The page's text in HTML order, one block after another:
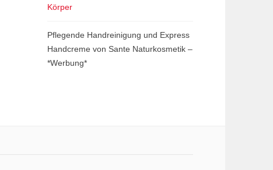
Körper
Pflegende Handreinigung und Express
Handcreme von Sante Naturkosmetik –
*Werbung*